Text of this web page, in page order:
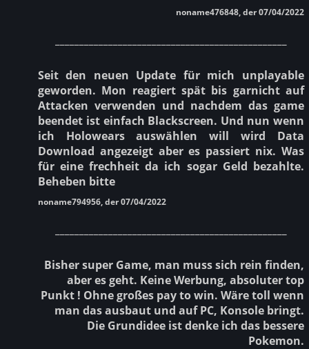
noname476848, der 07/04/2022
Seit den neuen Update für mich unplayable
geworden. Mon reagiert spät bis garnicht auf
Attacken verwenden und nachdem das game
beendet ist einfach Blackscreen. Und nun wenn
ich Holowears auswählen will wird Data
Download angezeigt aber es passiert nix. Was
für eine frechheit da ich sogar Geld bezahlte.
Beheben bitte
noname794956, der 07/04/2022
Bisher super Game, man muss sich rein finden,
aber es geht. Keine Werbung, absoluter top
Punkt ! Ohne großes pay to win. Wäre toll wenn
man das ausbaut und auf PC, Konsole bringt.
Die Grundidee ist denke ich das bessere
Pokemon.